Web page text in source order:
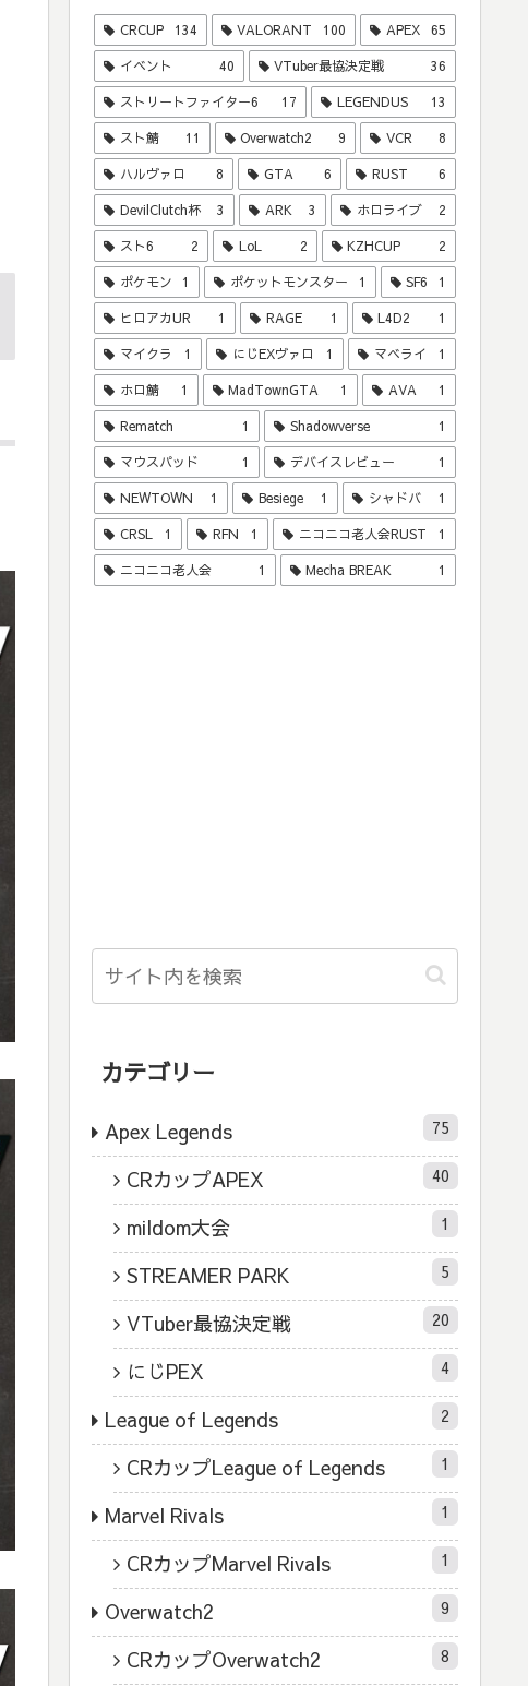
CRCUP 134 VALORANT 100 APEX 65
イベント 40 VTuber最協決定戦 36
ストリートファイター6 17 LEGENDUS 13
スト鯖 11 Overwatch2 9 VCR 8
ハルヴァロ 8 GTA 6 RUST 6
DevilClutch杯 3 ARK 3 ホロライブ 2
スト6 2 LoL 2 KZHCUP 2
ポケモン 1 ポケットモンスター 1 SF6 1
ヒロアカUR 1 RAGE 1 L4D2 1
マイクラ 1 にじEXヴァロ 1 マベライ 1
ホロ鯖 1 MadTownGTA 1 AVA 1
Rematch 1 Shadowverse 1
マウスパッド 1 デバイスレビュー 1
NEWTOWN 1 Besiege 1 シャドバ 1
CRSL 1 RFN 1 ニコニコ老人会RUST 1
ニコニコ老人会 1 Mecha BREAK 1
カテゴリー
Apex Legends 75
CRカップAPEX 40
mildom大会 1
STREAMER PARK 5
VTuber最協決定戦 20
にじPEX 4
League of Legends 2
CRカップLeague of Legends 1
Marvel Rivals 1
CRカップMarvel Rivals 1
Overwatch2 9
CRカップOverwatch2 8